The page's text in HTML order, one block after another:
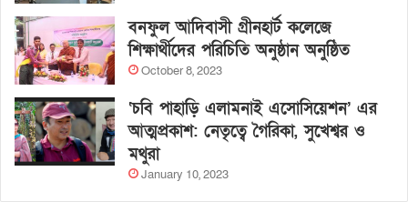
বনফুল আদিবাসী গ্রীনহার্ট কলেজে
শিক্ষার্থীদের পরিচিতি অনুষ্ঠান অনুষ্ঠিত
October 8, 2023
‘চবি পাহাড়ি এলামনাই এসোসিয়েশন’ এর
আত্মপ্রকাশ: নেতৃত্বে গৈরিকা, সুখেশ্বর ও
মথুরা
January 10, 2023